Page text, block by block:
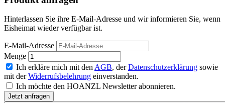
Hinterlassen Sie ihre E-Mail-Adresse und wir informieren Sie, wenn
Eisheimat wieder verfügbar ist.
E-Mail-Adresse
Menge
Ich erkläre mich mit den AGB, derDatenschutzerklärung sowie
mit derWiderrufsbelehrung einverstanden.
Ich möchte den HOANZL Newsletter abonnieren.